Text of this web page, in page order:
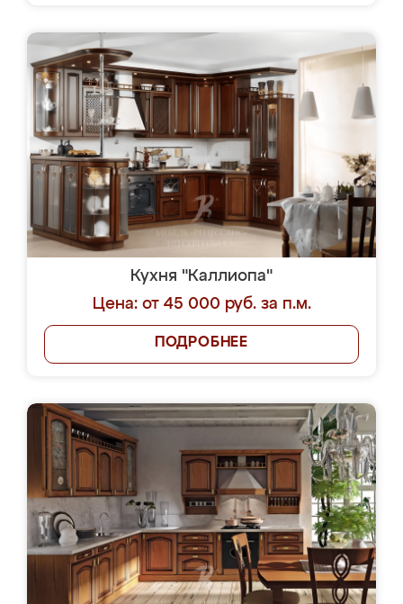
Кухня "Каллиопа"
Цена: от 45 000 руб. за п.м.
ПОДРОБНЕЕ